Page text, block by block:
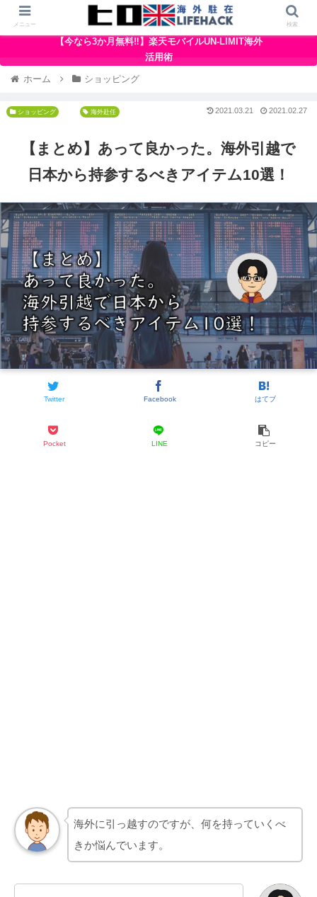
【今なら3か月無料‼】楽天モバイルUN-LIMIT海外
活用術
ホーム ショッピング
【まとめ】あって良かった。海外引越で
日本から持参するべきアイテム10選！
Twitter Facebook はてブ
Pocket LINE コピー
2021.03.21 2021.02.27
海外に引っ越すのですが、何を持っていくべ
きか悩んでいます。
ショッピング 海外赴任
メニュー 検索